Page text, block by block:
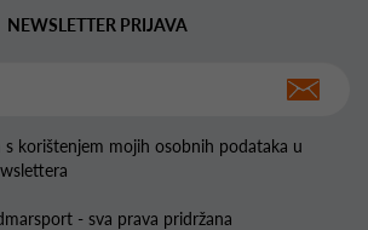
NEWSLETTER PRIJAVA
s korištenjem mojih osobnih podataka u
- sva prava pridržana